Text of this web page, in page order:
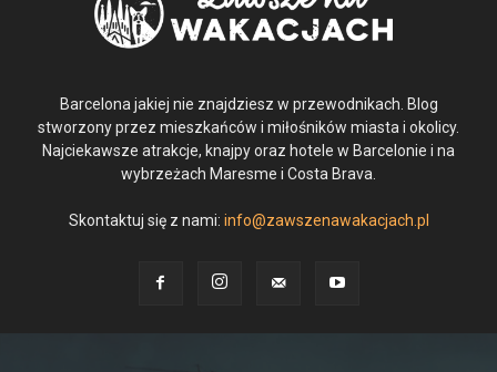
Barcelona jakiej nie znajdziesz w przewodnikach. Blog
stworzony przez mieszkańców i miłośników miasta i okolicy.
Najciekawsze atrakcje, knajpy oraz hotele w Barcelonie i na
wybrzeżach Maresme i Costa Brava.
Skontaktuj się z nami: info@zawszenawakacjach.pl